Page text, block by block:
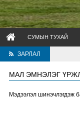
СУМЫН ТУХАЙ
ЗАРЛАЛ
МАЛ ЭМНЭЛЭГ
Мэдээлэл шинэчлэгдэж